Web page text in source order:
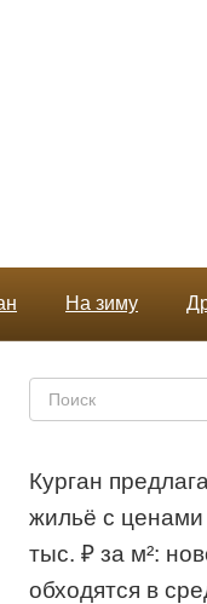
На зиму
Поиск:
Курган
жильё с ценами
тыс. ₽ за м²:
обходятся в